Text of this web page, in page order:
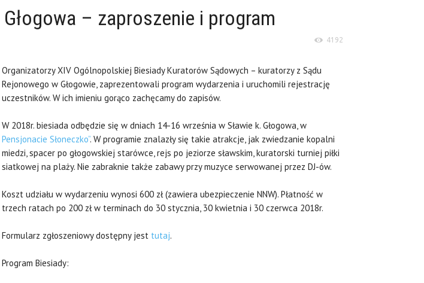
– zaproszenie i program
4192
Organizatorzy XIV Ogólnopolskiej Biesiady Kuratorów Sądowych – kuratorzy z Sądu
Rejonowego w Głogowie, zaprezentowali program wydarzenia i uruchomili rejestrację
uczestników. W ich imieniu gorąco zachęcamy do zapisów.
W 2018r. biesiada odbędzie się w dniach 14-16 września w Sławie k. Głogowa, w
Pensjonacie Słoneczko”. W programie znalazły się takie atrakcje, jak zwiedzanie kopalni
miedzi, spacer po głogowskiej starówce, rejs po jeziorze sławskim, kuratorski turniej piłki
siatkowej na plaży. Nie zabraknie także zabawy przy muzyce serwowanej przez DJ-ów.
Koszt udziału w wydarzeniu wynosi 600 zł (zawiera ubezpieczenie NNW). Płatność w
trzech ratach po 200 zł w terminach do 30 stycznia, 30 kwietnia i 30 czerwca 2018r.
Formularz zgłoszeniowy dostępny jest tutaj.
Program Biesiady: